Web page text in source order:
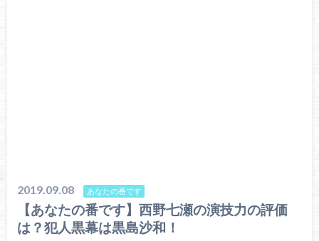
2019.09.08 あなたの番です
【あなたの番です】西野七瀬の演技力の評価
は？犯人黒幕は黒島沙和！